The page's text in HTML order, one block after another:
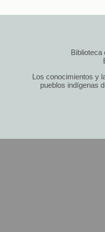
Biblioteca
Los conocimientos y
pueblos indígenas